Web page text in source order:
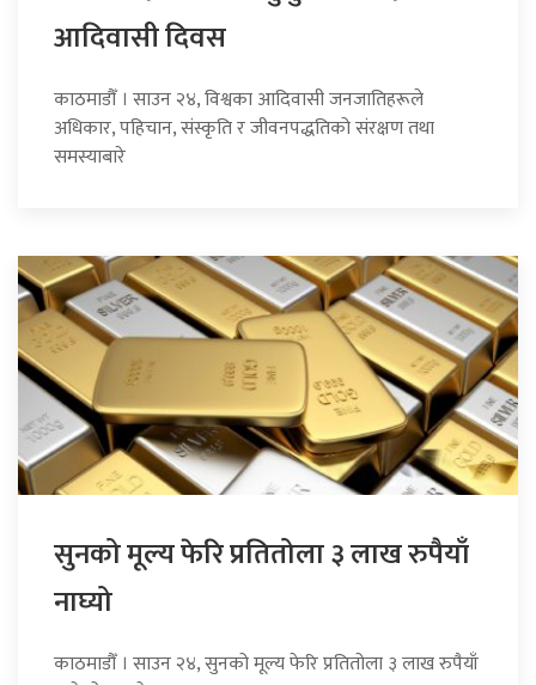
आदिवासी दिवस
काठमाडौँ । साउन २४, विश्वका आदिवासी जनजातिहरूले
अधिकार, पहिचान, संस्कृति र जीवनपद्धतिको संरक्षण तथा
समस्याबारे
सुनको मूल्य फेरि प्रतितोला ३ लाख रुपैयाँ
नाघ्यो
काठमाडौँ । साउन २४, सुनको मूल्य फेरि प्रतितोला ३ लाख रुपैयाँ